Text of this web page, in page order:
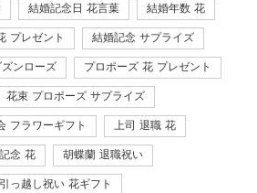
結婚記念日 花言葉 結婚年数 花
プレゼント 結婚記念 サプライズ
ズンローズ プロポーズ 花 プレゼント
花束 プロポーズ サプライズ
フラワーギフト 上司 退職 花
念 花 胡蝶蘭 退職祝い
引っ越し祝い 花ギフト